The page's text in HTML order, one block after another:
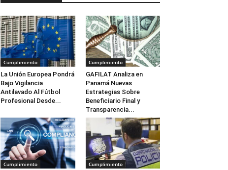
Cumplimiento
La Unión Europea Pondrá
Bajo Vigilancia
Antilavado Al Fútbol
Profesional Desde...
Cumplimiento
GAFILAT Analiza en
Panamá Nuevas
Estrategias Sobre
Beneficiario Final y
Transparencia...
Cumplimiento Cumplimiento